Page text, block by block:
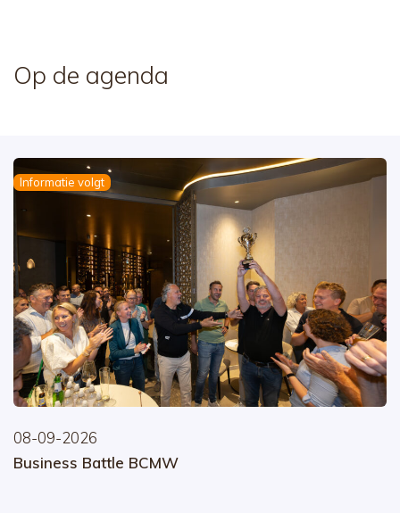
Op de agenda
Informatie volgt
08-09-2026
Business Battle BCMW